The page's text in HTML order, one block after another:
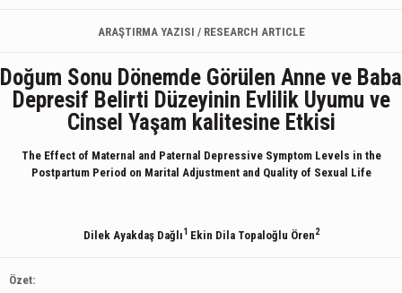
ARAŞTIRMA YAZISI / RESEARCH ARTICLE
Doğum Sonu Dönemde Görülen Anne ve Baba
Depresif Belirti Düzeyinin Evlilik Uyumu ve
Cinsel Yaşam kalitesine Etkisi
The Effect of Maternal and Paternal Depressive Symptom Levels in the
Postpartum Period on Marital Adjustment and Quality of Sexual Life
Dilek Ayakdaş Dağlı1Ekin Dila Topaloğlu Ören2
Özet: